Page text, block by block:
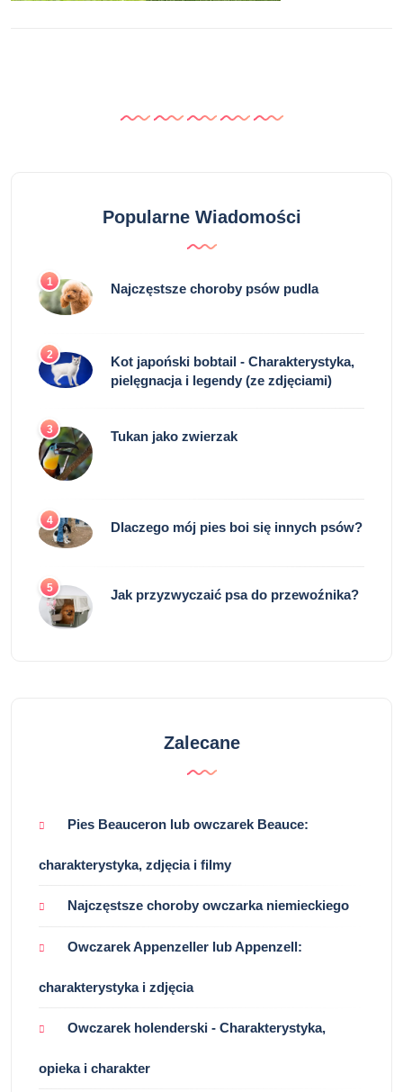
Popularne Wiadomości
1 Najczęstsze choroby psów pudla
2
Kot japoński bobtail - Charakterystyka,
pielęgnacja i legendy (ze zdjęciami)
3 Tukan jako zwierzak
4 Dlaczego mój pies boi się innych psów?
5 Jak przyzwyczaić psa do przewoźnika?
Zalecane
Pies Beauceron lub owczarek Beauce:
charakterystyka, zdjęcia i filmy
Najczęstsze choroby owczarka niemieckiego
Owczarek Appenzeller lub Appenzell:
charakterystyka i zdjęcia
Owczarek holenderski - Charakterystyka,
opieka i charakter